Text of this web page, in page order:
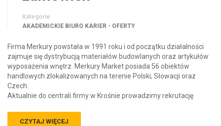
Kategorie
AKADEMICKIE BIURO KARIER - OFERTY
Firma Merkury powstała w 1991 roku i od początku działalności
zajmuje się dystrybucją materiałów budowlanych oraz artykułów
wyposażenia wnętrz. Merkury Market posiada 56 obiektów
handlowych zlokalizowanych na terenie Polski, Słowacji oraz
Czech.
Aktualnie do centrali firmy w Krośnie prowadzimy rekrutację
CZYTAJ WIĘCEJ